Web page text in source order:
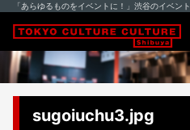
「あらゆるものをイベントに！」渋谷のイベン
sugoiuchu3.jpg